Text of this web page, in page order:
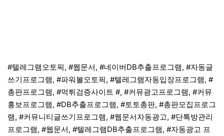
#텔레그램오토픽, #웹문서, #네이버DB추출프로그램, #자동글
쓰기프로그램, #파워볼오토픽, #텔레그램자동입장프로그램, #
총판프로그램, #먹튀검증사이트 #, #커뮤광고프로그램, #커뮤
홍보프로그램, #DB추출프로그램, #토토총판, #총판모집프로그
램, #커뮤니티글쓰기프로그램, #웹문서자동광고, #단톡방관리
프로그램, #웹문서, #텔레그램DB추출프로그램, #자동광고 프